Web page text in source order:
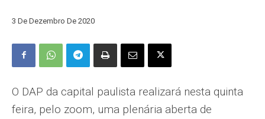
3 De Dezembro De 2020
O DAP da capital paulista realizará nesta quinta
feira, pelo zoom, uma plenária aberta de